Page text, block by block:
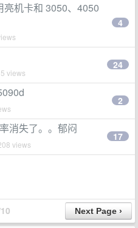
亮机卡和 3050、4050
4
views
24
2
消失了。。郁闷
views
17